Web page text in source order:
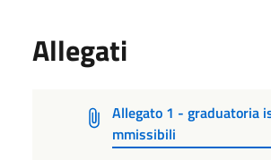
Allegati
Allegato 1 - graduatoria
mmissibili